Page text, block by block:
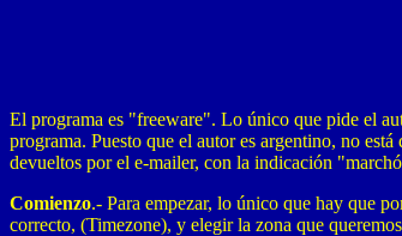
El programa es "freeware". Lo único que pide el
programa. Puesto que el autor es argentino, no
devueltos por el e-mailer, con la indicación
Comienzo.- Para empezar, lo único que hay que
correcto, (Timezone), y elegir la zona que